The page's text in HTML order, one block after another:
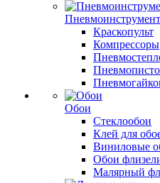
Пневмоинструмент
Краскопульт
Компрессоры
Обои
Стеклообои
Клей для
Виниловые
Обои
Малярный